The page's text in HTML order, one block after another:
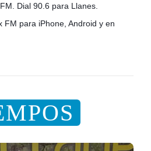
Dial 90.6 para Llanes.
FM para iPhone, Android y en